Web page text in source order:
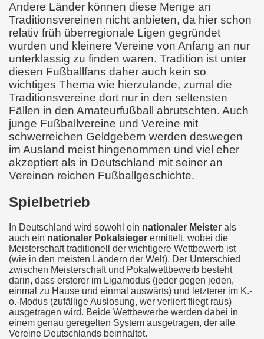
Andere Länder können diese Menge an
Traditionsvereinen nicht anbieten, da hier schon
relativ früh überregionale Ligen gegründet
wurden und kleinere Vereine von Anfang an nur
unterklassig zu finden waren. Tradition ist unter
diesen Fußballfans daher auch kein so
wichtiges Thema wie hierzulande, zumal die
Traditionsvereine dort nur in den seltensten
Fällen in den Amateurfußball abrutschten. Auch
junge Fußballvereine und Vereine mit
schwerreichen Geldgebern werden deswegen
im Ausland meist hingenommen und viel eher
akzeptiert als in Deutschland mit seiner an
Vereinen reichen Fußballgeschichte.
Spielbetrieb
In Deutschland wird sowohl ein nationaler Meister als
auch ein nationaler Pokalsieger ermittelt, wobei die
Meisterschaft traditionell der wichtigere Wettbewerb ist
(wie in den meisten Ländern der Welt). Der Unterschied
zwischen Meisterschaft und Pokalwettbewerb besteht
darin, dass ersterer im Ligamodus (jeder gegen jeden,
einmal zu Hause und einmal auswärts) und letzterer im K.-
o.-Modus (zufällige Auslosung, wer verliert fliegt raus)
ausgetragen wird. Beide Wettbewerbe werden dabei in
einem genau geregelten System ausgetragen, der alle
Vereine Deutschlands beinhaltet.